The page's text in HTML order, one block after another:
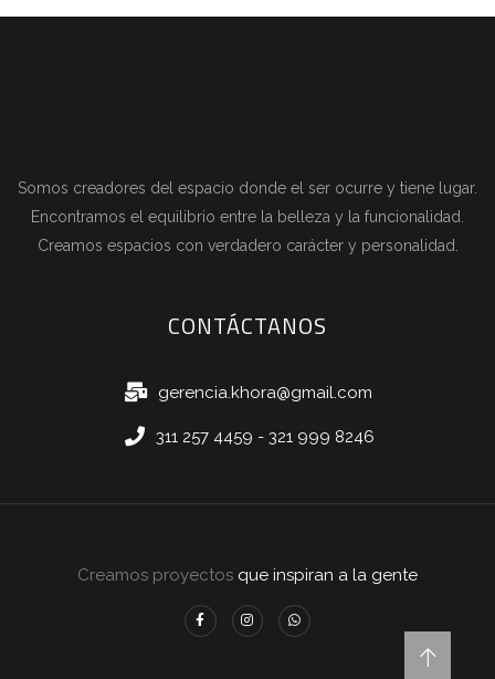
Somos creadores del espacio donde el ser ocurre y tiene lugar.
Encontramos el equilibrio entre la belleza y la funcionalidad.
Creamos espacios con verdadero carácter y personalidad.
CONTÁCTANOS
gerencia.khora@gmail.com
311 257 4459 - 321 999 8246
Creamos proyectos que inspiran a la gente